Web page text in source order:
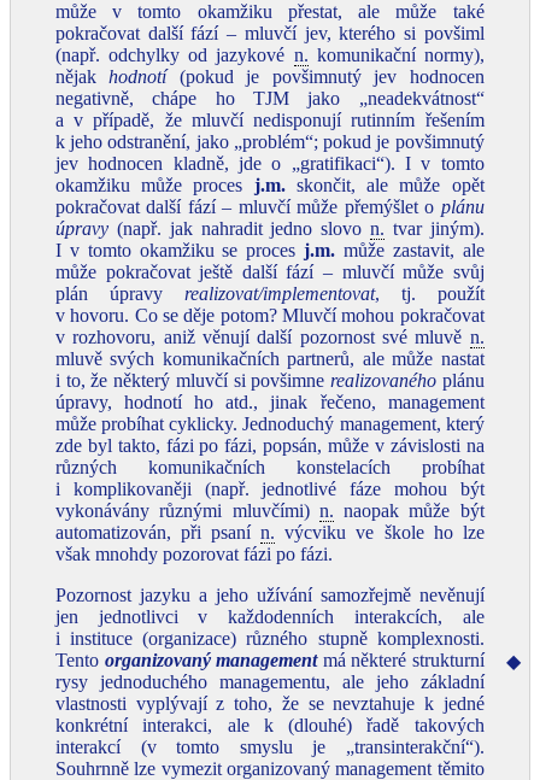
může v tomto okamžiku přestat, ale může také
pokračovat další fází – mluvčí jev, kterého si povšiml
(např. odchylky od jazykové n. komunikační normy),
nějakhodnotí(pokud je povšimnutý jev hodnocen
negativně, chápe ho TJM jako „neadekvátnost“
a v případě, že mluvčí nedisponují rutinním řešením
k jeho odstranění, jako „problém“; pokud je povšimnutý
jev hodnocen kladně, jde o „gratifikaci“). I v tomto
okamžiku může proces j.m.skončit, ale může opět
pokračovat další fází – mluvčí může přemýšlet o plánu
úpravy (např. jak nahradit jedno slovon. tvar jiným).
I v tomto okamžiku se procesj.m. může zastavit, ale
může pokračovat ještě další fází – mluvčí může svůj
plán úpravy realizovat/implementovat, tj. použít
v hovoru. Co se děje potom? Mluvčí mohou pokračovat
v rozhovoru, aniž věnují další pozornost své mluvě n.
mluvě svých komunikačních partnerů, ale může nastat
i to, že některý mluvčí si povšimnerealizovaného plánu
úpravy, hodnotí ho atd., jinak řečeno, management
může probíhat cyklicky. Jednoduchý management, který
zde byl takto, fázi po fázi, popsán, může v závislosti na
různých komunikačních konstelacích probíhat
i komplikovaněji (např. jednotlivé fáze mohou být
vykonávány různými mluvčími) n. naopak může být
automatizován, při psanín. výcviku ve škole ho lze
však mnohdy pozorovat fázi po fázi.
Pozornost jazyku a jeho užívání samozřejmě nevěnují
jen jednotlivci v každodenních interakcích, ale
i instituce (organizace) různého stupně komplexnosti.
Tento organizovaný managementmá některé strukturní
rysy jednoduchého managementu, ale jeho základní
vlastnosti vyplývají z toho, že se nevztahuje k jedné
konkrétní interakci, ale k (dlouhé) řadě takových
interakcí (v tomto smyslu je „transinterakční“).
Souhrnně lze vymezit organizovaný management těmito
◆